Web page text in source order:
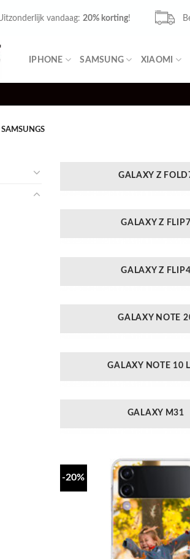
vandaag:20% korting!
IPHONE SAMSUNG XIAOMI
GALAXY Z
GALAXY Z FLIP7
GALAXY Z FLIP4
GALAXY NOTE
GALAXY NOTE 10
GALAXY M31
-20%